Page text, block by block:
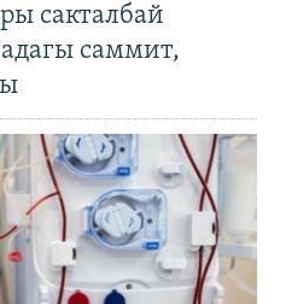
сакталбай
саммит,